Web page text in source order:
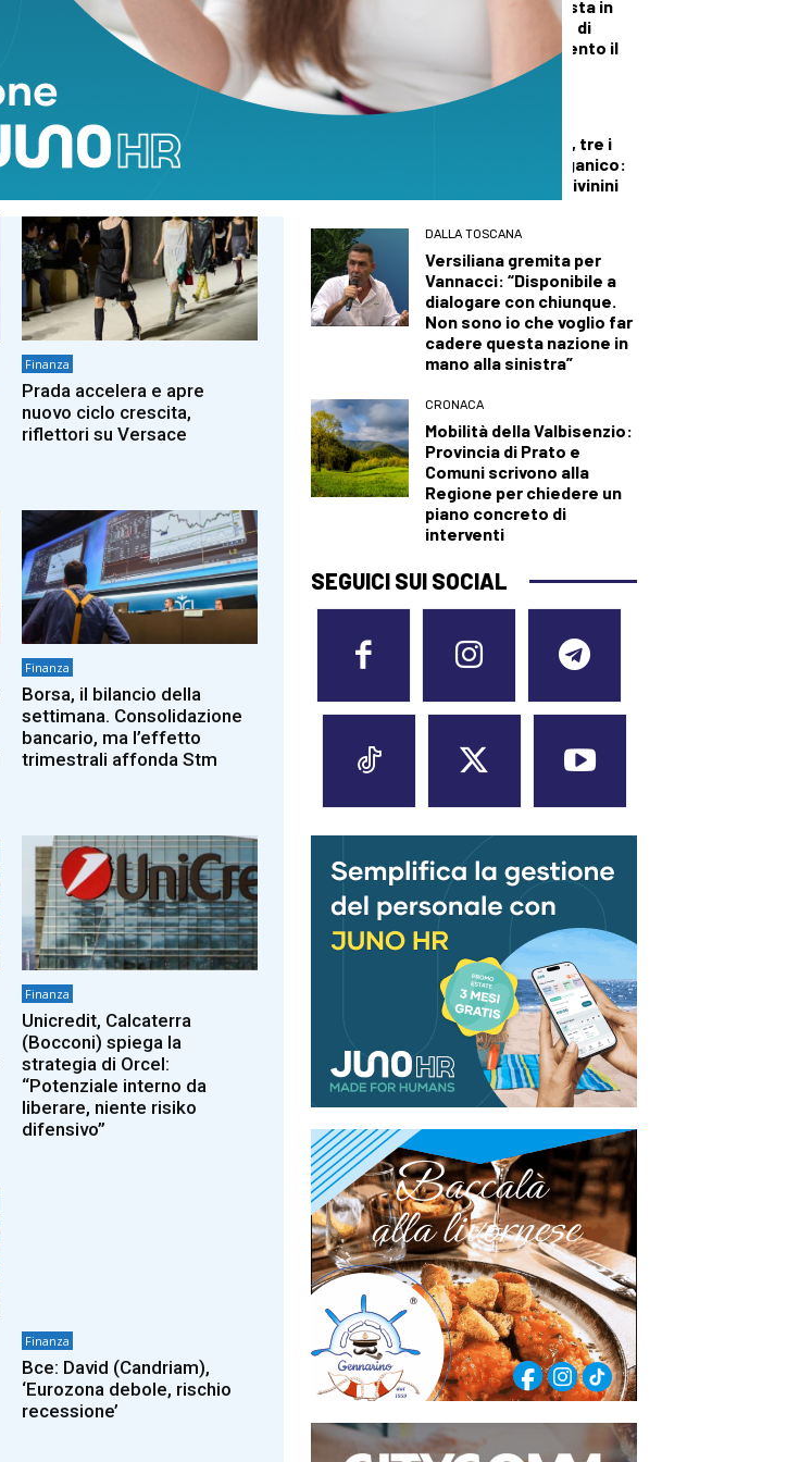
Finanza
Prada accelera e apre
nuovo ciclo crescita,
riflettori su Versace
Finanza
Borsa, il bilancio della
settimana. Consolidazione
bancario, ma l’effetto
trimestrali affonda Stm
Finanza
Unicredit, Calcaterra
(Bocconi) spiega la
strategia di Orcel:
“Potenziale interno da
liberare, niente risiko
difensivo”
Finanza
Bce: David (Candriam),
‘Eurozona debole, rischio
recessione’
PiazzAllegra, la festa in
piazza del Comune di
Vernio: appuntamento il
13, 14 e 15 agosto
Kabel Volley Prato, tre i
punti fermi nell’organico:
Novelli, Vannini e Civinini
DALLA TOSCANA
Versiliana gremita per
Vannacci: “Disponibile a
dialogare con chiunque.
Non sono io che voglio far
cadere questa nazione in
mano alla sinistra”
CRONACA
Mobilità della Valbisenzio:
Provincia di Prato e
Comuni scrivono alla
Regione per chiedere un
piano concreto di
interventi
SEGUICI SUI SOCIAL